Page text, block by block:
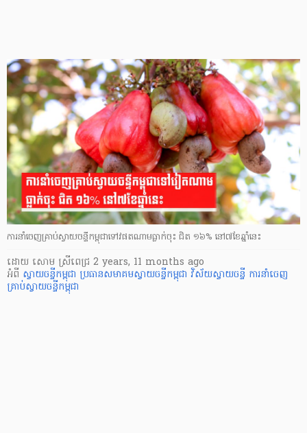
ការនាំចេញគ្រាប់ស្វាយចន្ទីកម្ពុជាទៅវផតណាមធ្លាក់ចុះ ជិត ១៦% នៅ៧ខែឆ្នាំនេះ
ដោយ សោម ស្រីពេជ្រ 2 years, 11 months ago
អំពី ស្វាយចន្ទីកម្ពុជា ប្រធានសមាគមស្វាយចន្ទីកម្ពុជា វិស័យស្វាយចន្ទី ការនាំចេញ
គ្រាប់ស្វាយចន្ទីកម្ពុជា